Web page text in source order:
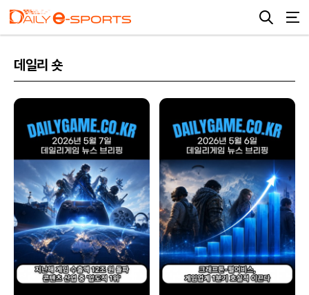
데일리 숏